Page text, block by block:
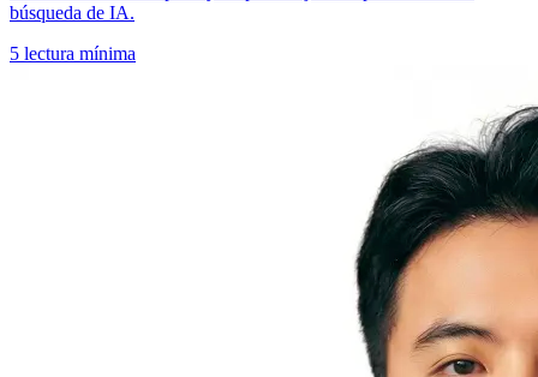
búsqueda de IA.
5 lectura mínima